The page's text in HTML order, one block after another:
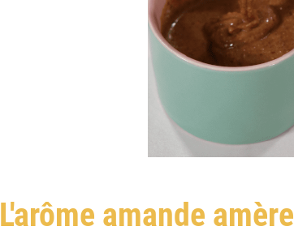
L'arôme amande amère